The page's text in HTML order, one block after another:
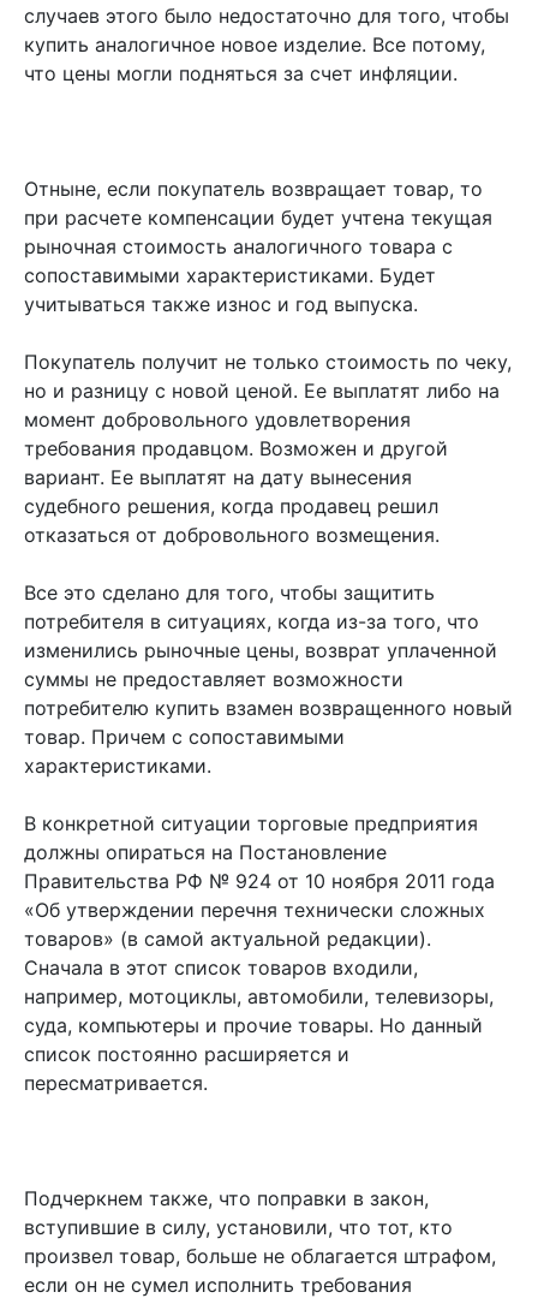
случаев этого было недостаточно для того, чтобы
купить аналогичное новое изделие. Все потому,
что цены могли подняться за счет инфляции.
Отныне, если покупатель возвращает товар, то
при расчете компенсации будет учтена текущая
рыночная стоимость аналогичного товара с
сопоставимыми характеристиками. Будет
учитываться также износ и год выпуска.
Покупатель получит не только стоимость по чеку,
но и разницу с новой ценой. Ее выплатят либо на
момент добровольного удовлетворения
требования продавцом. Возможен и другой
вариант. Ее выплатят на дату вынесения
судебного решения, когда продавец решил
отказаться от добровольного возмещения.
Все это сделано для того, чтобы защитить
потребителя в ситуациях, когда из-за того, что
изменились рыночные цены, возврат уплаченной
суммы не предоставляет возможности
потребителю купить взамен возвращенного новый
товар. Причем с сопоставимыми
характеристиками.
В конкретной ситуации торговые предприятия
должны опираться на Постановление
Правительства РФ № 924 от 10 ноября 2011 года
«Об утверждении перечня технически сложных
товаров» (в самой актуальной редакции).
Сначала в этот список товаров входили,
например, мотоциклы, автомобили, телевизоры,
суда, компьютеры и прочие товары. Но данный
список постоянно расширяется и
пересматривается.
Подчеркнем также, что поправки в закон,
вступившие в силу, установили, что тот, кто
произвел товар, больше не облагается штрафом,
если он не сумел исполнить требования